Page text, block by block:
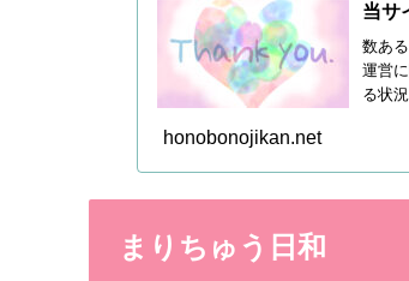
当サ
数あ
運営
る状
honobonojikan.net
まりちゅう日和